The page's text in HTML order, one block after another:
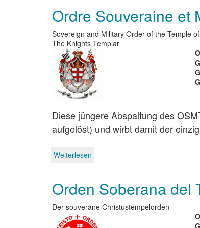
des
Heiligen
Sankt
Lazarus
von
Jerusalem,
Großpriorat
Österreich
Ordre Souveraine et
Sovereign and Military Order of the Temple
The Knights Templar
Diese jüngere Abspaltung des
aufgelöst) und wirbt damit der
Weiterlesen
Militaire
Temple
de
Orden Soberana del
Der souveräne Christustempelorden